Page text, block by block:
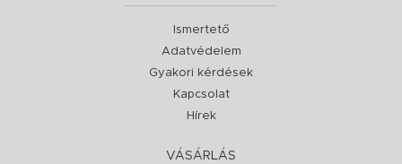
Ismertető
Adatvédelem
Gyakori kérdések
Kapcsolat
Hírek
VÁSÁRLÁS